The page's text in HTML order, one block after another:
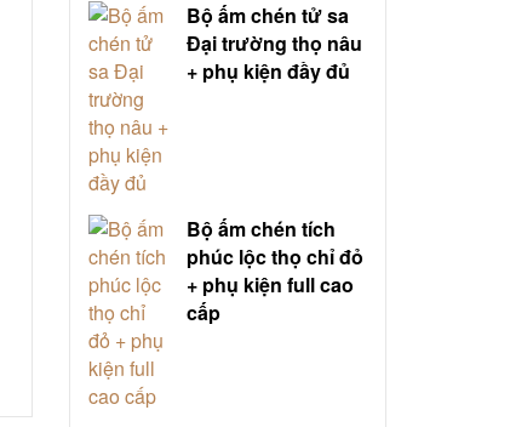
Bộ ấm chén tử sa
Đại trường thọ nâu
+ phụ kiện đầy đủ
Bộ ấm chén tích
phúc lộc thọ chỉ đỏ
+ phụ kiện full cao
cấp